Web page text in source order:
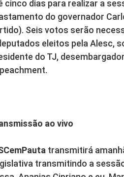
cinco dias para realizar a
do governador
Seis votos serão
eleitos pela Alesc,
do TJ,
ao vivo
transmitirá
transmitindo a